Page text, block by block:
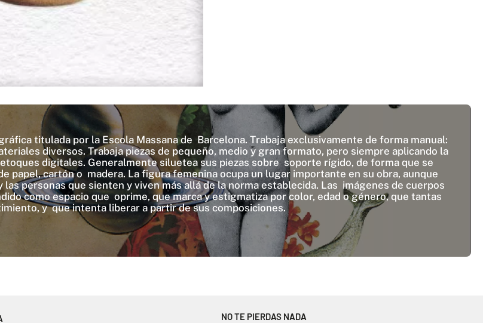
titulada por la Escola Massana de Barcelona. Trabaja exclusivamente de forma manual:
diversos. Trabaja piezas de pequeño, medio y gran formato, pero siempre aplicando la
digitales. Generalmente siluetea sus piezas sobre soporte rígido, de forma que se
papel, cartón o madera. La figura femenina ocupa un lugar importante en su obra, aunque
personas que sienten y viven más allá de la norma establecida. Las imágenes de cuerpos
como espacio que oprime, que marca y estigmatiza por color, edad o género, que tantas
y que intenta liberar a partir de sus composiciones.
NO TE PIERDAS NADA